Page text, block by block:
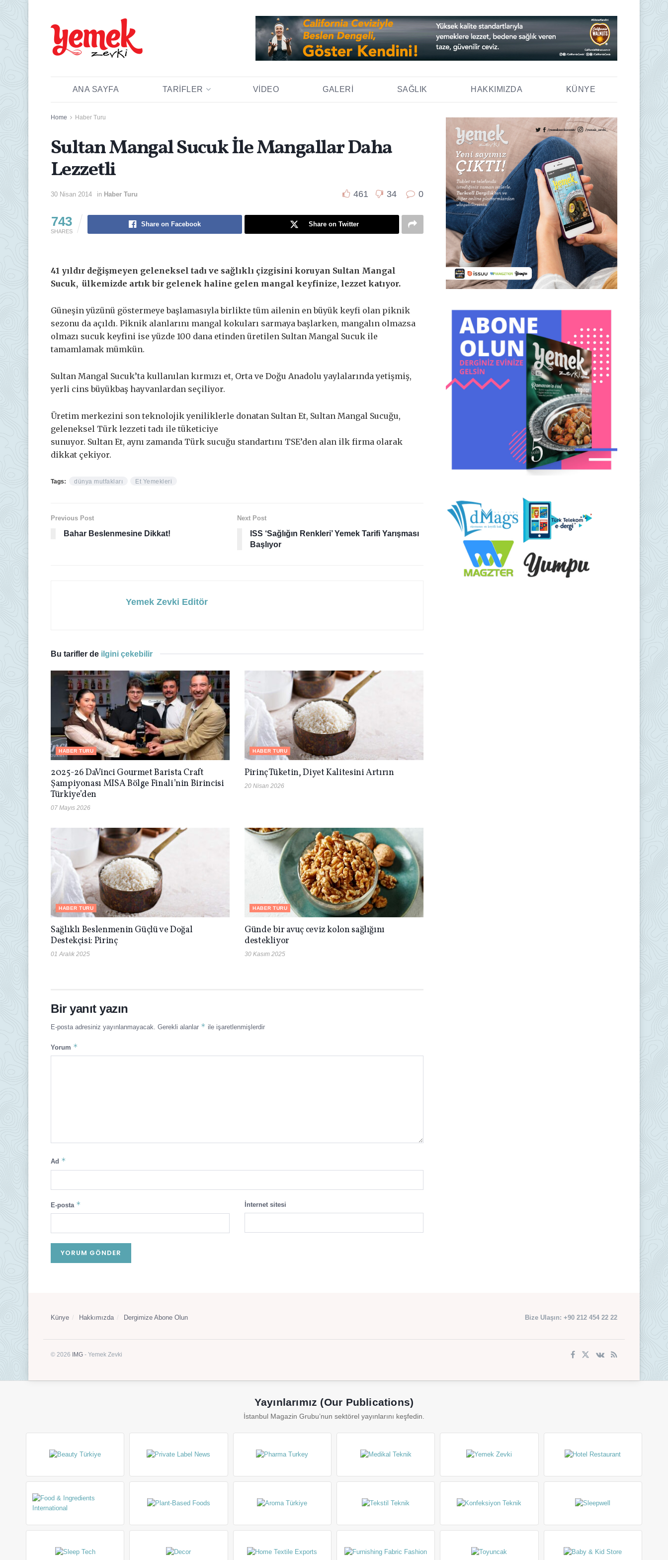
ANA SAYFA TARIFLER VIDEO GALERI SAĞLIK HAKKIMIZDA KÜNYE
Home Haber Turu
Sultan Mangal Sucuk İle Mangallar Daha
Lezzetli
30 Nisan 2014 in Haber Turu 461 34 0
743
SHARES
Share on Facebook Share on Twitter
41 yıldır değişmeyen geleneksel tadı ve sağlıklı çizgisini koruyan Sultan Mangal
Sucuk, ülkemizde artık bir gelenek haline gelen mangal keyfinize, lezzet katıyor.
Güneşin yüzünü göstermeye başlamasıyla birlikte tüm ailenin en büyük keyfi olan piknik
sezonu da açıldı. Piknik alanlarını mangal kokuları sarmaya başlarken, mangalın olmazsa
olmazı sucuk keyfini ise yüzde 100 dana etinden üretilen Sultan Mangal Sucuk ile
tamamlamak mümkün.
Sultan Mangal Sucuk’ta kullanılan kırmızı et, Orta ve Doğu Anadolu yaylalarında yetişmiş,
yerli cins büyükbaş hayvanlardan seçiliyor.
Üretim merkezini son teknolojik yeniliklerle donatan Sultan Et, Sultan Mangal Sucuğu,
geleneksel Türk lezzeti tadı ile tüketiciye
sunuyor. Sultan Et, aynı zamanda Türk sucuğu standartını TSE’den alan ilk firma olarak
dikkat çekiyor.
Tags: dünya mutfakları Et Yemekleri
Previous Post
Bahar Beslenmesine Dikkat!
Next Post
ISS ‘Sağlığın Renkleri’ Yemek Tarifi Yarışması
Başlıyor
Yemek Zevki Editör
Bu tarifler de ilgini çekebilir
HABER TURU
2025-26 DaVinci Gourmet Barista Craft
Şampiyonası MISA Bölge Finali’nin Birincisi
Türkiye’den
07 Mayıs 2026
HABER TURU
Pirinç Tüketin, Diyet Kalitesini Artırın
20 Nisan 2026
HABER TURU
Sağlıklı Beslenmenin Güçlü ve Doğal
Destekçisi: Pirinç
01 Aralık 2025
HABER TURU
Günde bir avuç ceviz kolon sağlığını
destekliyor
30 Kasım 2025
Bir yanıt yazın
E-posta adresiniz yayınlanmayacak. Gerekli alanlar * ile işaretlenmişlerdir
Yorum *
Ad *
E-posta * İnternet sitesi
Künye Hakkımızda Dergimize Abone Olun Bize Ulaşın: +90 212 454 22 22
© 2026 IMG - Yemek Zevki
Yayınlarımız (Our Publications)
İstanbul Magazin Grubu’nun sektörel yayınlarını keşfedin.